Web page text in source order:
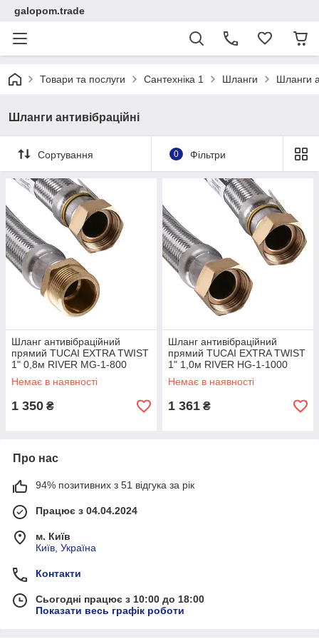
galopom.trade
Товари та послуги Сантехніка 1 Шланги Шланги
Шланги антивібраційні
Сортування 0 Фільтри
Шланг антивібраційний
прямий TUCAI EXTRA TWIST
1" 0,8м RIVER MG-1-800
204745 Купуй Це Galopom
Немає в наявності
1 350 ₴
Шланг антивібраційний
прямий TUCAI EXTRA TWIST
1" 1,0м RIVER НG-1-1000
204734 Купуй Це Galopom
Немає в наявності
1 361 ₴
Про нас
94% позитивних з 51 відгука за рік
Працює з 04.04.2024
м. Київ
Київ, Україна
Контакти
Сьогодні працює з 10:00 до 18:00
Показати весь графік роботи